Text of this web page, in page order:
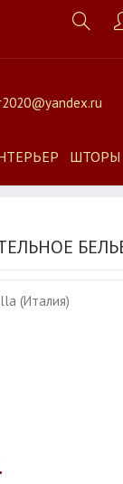
ШТОРЫ
(Италия)